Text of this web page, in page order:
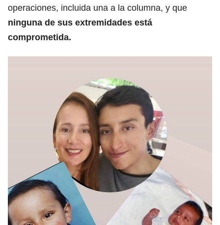
operaciones, incluida una a la columna, y que
ninguna de sus extremidades está
comprometida.